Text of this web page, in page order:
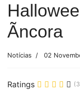
Ãncora
Notícias 02
Ratings